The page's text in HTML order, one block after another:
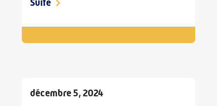
Suite
décembre 5, 2024